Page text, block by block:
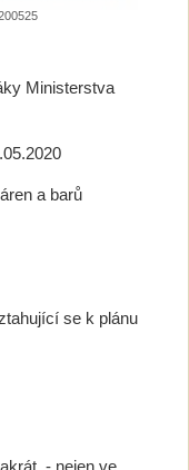
Ministerstva
a barů
se k plánu
- nejen ve